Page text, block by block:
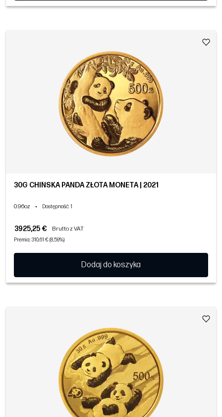
30G CHIŃSKA PANDA ZŁOTA MONETA | 2021
0.96oz • Dostępność: 1
3925,25 € Brutto z VAT
Premia: 310,61 € (8,59%)
Dodaj do koszyka